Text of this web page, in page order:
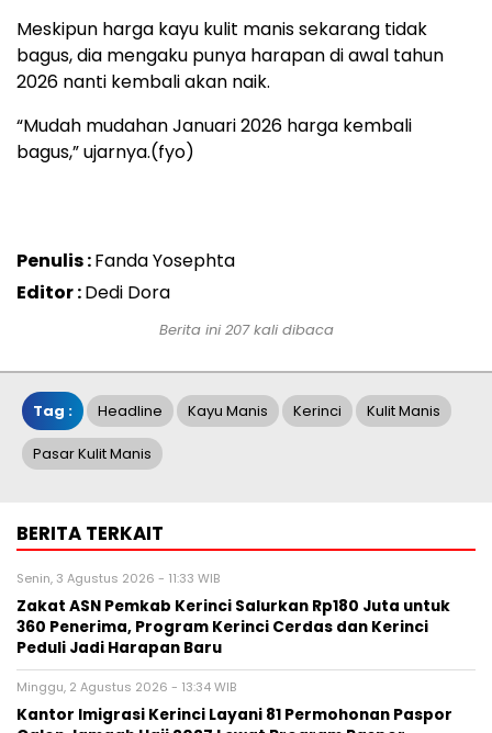
Meskipun harga kayu kulit manis sekarang tidak
bagus, dia mengaku punya harapan di awal tahun
2026 nanti kembali akan naik.
“Mudah mudahan Januari 2026 harga kembali
bagus,” ujarnya.(fyo)
Penulis :Fanda Yosephta
Editor :Dedi Dora
Berita ini 207 kali dibaca
Tag : Headline Kayu Manis Kerinci Kulit Manis
Pasar Kulit Manis
BERITA TERKAIT
Senin, 3 Agustus 2026 - 11:33 WIB
Zakat ASN Pemkab Kerinci Salurkan Rp180 Juta untuk
360 Penerima, Program Kerinci Cerdas dan Kerinci
Peduli Jadi Harapan Baru
Minggu, 2 Agustus 2026 - 13:34 WIB
Kantor Imigrasi Kerinci Layani 81 Permohonan Paspor